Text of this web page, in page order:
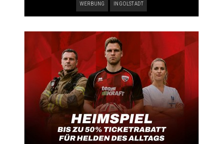
WERBUNG INGOLSTADT